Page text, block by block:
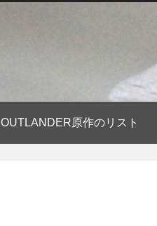
OUTLANDER原作のリスト